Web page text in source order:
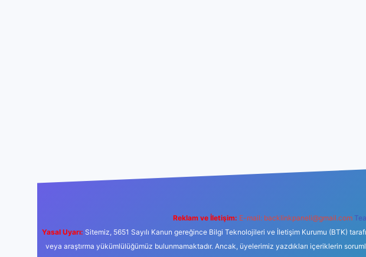
Reklam ve İletişim: E-mail: backlinkpaneli@gmail.com
Yasal Uyarı: Sitemiz, 5651 Sayılı Kanun gereğince Bilgi Teknolojileri ve İletişim Kurumu (BTK)
veya araştırma yükümlülüğümüz bulunmamaktadır. Ancak, üyelerimiz yazdıkları içeriklerin